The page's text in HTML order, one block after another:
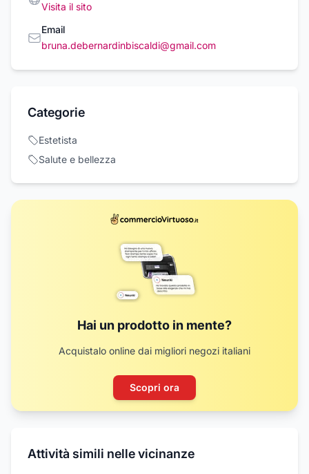
Visita il sito
Email
bruna.debernardinbiscaldi@gmail.com
Categorie
Estetista
Salute e bellezza
Hai un prodotto in mente?
Acquistalo online dai migliori negozi italiani
Scopri ora
Attività simili nelle vicinanze